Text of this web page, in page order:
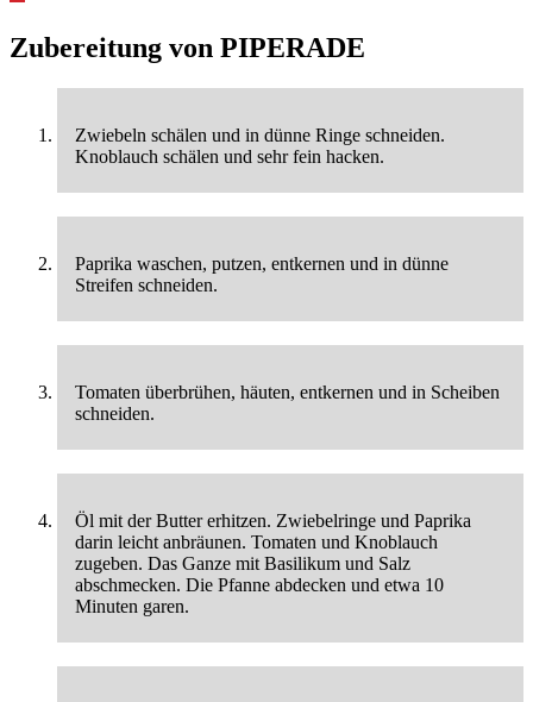
Zubereitung von PIPERADE
Zwiebeln schälen und in dünne Ringe schneiden.
Knoblauch schälen und sehr fein hacken.
Paprika waschen, putzen, entkernen und in dünne
Streifen schneiden.
Tomaten überbrühen, häuten, entkernen und in Scheiben
schneiden.
Öl mit der Butter erhitzen. Zwiebelringe und Paprika
darin leicht anbräunen. Tomaten und Knoblauch
zugeben. Das Ganze mit Basilikum und Salz
abschmecken. Die Pfanne abdecken und etwa 10
Minuten garen.